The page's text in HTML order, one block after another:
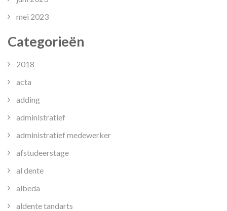
mei 2023
Categorieën
2018
acta
adding
administratief
administratief medewerker
afstudeerstage
al dente
albeda
aldente tandarts